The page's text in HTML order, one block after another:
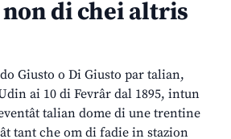
di chei altris
Giusto o Di Giusto par talian,
ai 10 di Fevrâr dal 1895, intun
talian dome di une trentine
tant che om di fadie in stazion